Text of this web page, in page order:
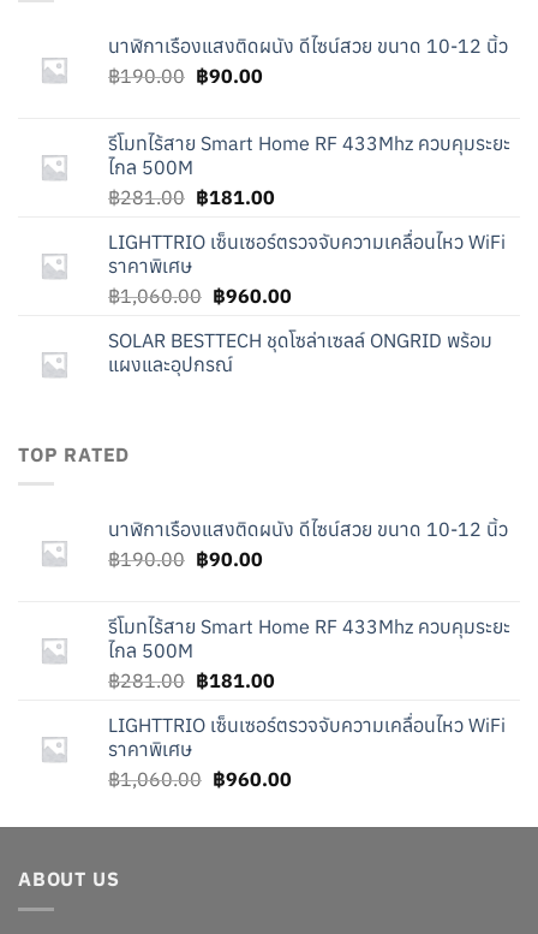
นาฬิกาเรืองแสงติดผนัง ดีไซน์สวย ขนาด 10-12 นิ้ว
฿190.00 Original
฿190.00.
฿90.00Current
฿90.00.
รีโมทไร้สาย Smart Home RF 433Mhz ควบคุมระยะ
ไกล 500M
฿281.00 Original
was:
฿181.00Current
is:
LIGHTTRIO เซ็นเซอร์ตรวจจับความเคลื่อนไหว WiFi
ราคาพิเศษ
฿1,060.00 Original
was:
฿1,060.00.
฿960.00Current
is:
SOLAR BESTTECH ชุดโซล่าเซลล์ ONGRID พร้อม
แผงและอุปกรณ์
TOP RATED
นาฬิกาเรืองแสงติดผนัง ดีไซน์สวย ขนาด 10-12 นิ้ว
฿190.00 Original
฿190.00.
฿90.00Current
฿90.00.
รีโมทไร้สาย Smart Home RF 433Mhz ควบคุมระยะ
ไกล 500M
฿281.00 Original
was:
฿181.00Current
is:
LIGHTTRIO เซ็นเซอร์ตรวจจับความเคลื่อนไหว WiFi
ราคาพิเศษ
฿1,060.00 Original
was:
฿960.00Current
is:
ABOUT US